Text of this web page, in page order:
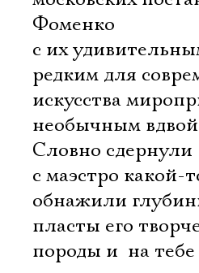
Фоменко
с их
редким для
искусства
необычным
Словно сдернули
с маэстро какой-
обнажили
пласты его
породы и  на тебе 